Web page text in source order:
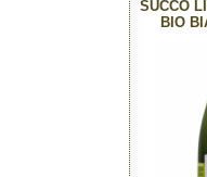
SUCCO
BIO